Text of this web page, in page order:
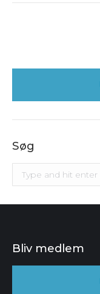
Søg
Search:
Bliv medlem